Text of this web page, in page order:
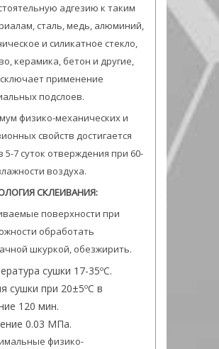
адгезию к таким
сталь, медь, алюминий,
и силикатное стекло,
керамика, бетон и другие,
применение
подслоев.
физико-механических и
свойств достигается
5-7 суток отверждения при 60-
воздуха.
СКЛЕИВАНИЯ:
поверхности при
обработать
шкуркой, обезжирить.
сушки 17-35ºС.
сушки при 20±5ºС в
120 мин.
0.03 МПа.
физико-